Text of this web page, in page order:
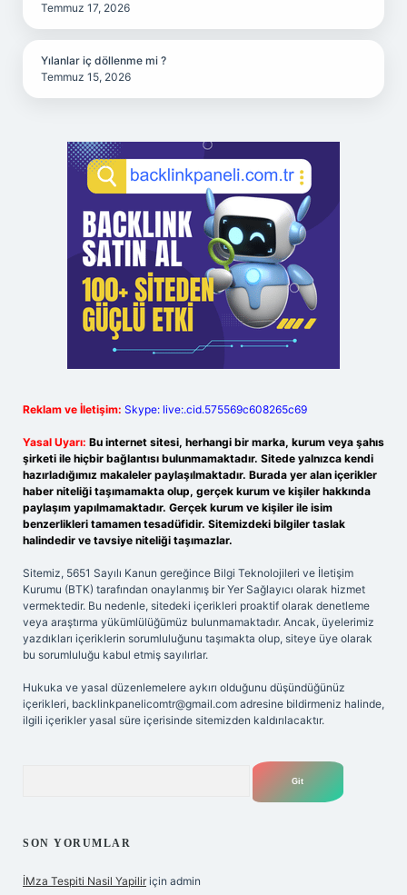
Temmuz 17, 2026
Yılanlar iç döllenme mi ?
Temmuz 15, 2026
Reklam ve İletişim: Skype: live:.cid.575569c608265c69
Yasal Uyarı: Bu internet sitesi, herhangi bir marka, kurum veya şahıs
şirketi ile hiçbir bağlantısı bulunmamaktadır. Sitede yalnızca kendi
hazırladığımız makaleler paylaşılmaktadır. Burada yer alan içerikler
haber niteliği taşımamakta olup, gerçek kurum ve kişiler hakkında
paylaşım yapılmamaktadır. Gerçek kurum ve kişiler ile isim
benzerlikleri tamamen tesadüfidir. Sitemizdeki bilgiler taslak
halindedir ve tavsiye niteliği taşımazlar.
Sitemiz, 5651 Sayılı Kanun gereğince Bilgi Teknolojileri ve İletişim
Kurumu (BTK) tarafından onaylanmış bir Yer Sağlayıcı olarak hizmet
vermektedir. Bu nedenle, sitedeki içerikleri proaktif olarak denetleme
veya araştırma yükümlülüğümüz bulunmamaktadır. Ancak, üyelerimiz
yazdıkları içeriklerin sorumluluğunu taşımakta olup, siteye üye olarak
bu sorumluluğu kabul etmiş sayılırlar.
Hukuka ve yasal düzenlemelere aykırı olduğunu düşündüğünüz
içerikleri, backlinkpanelicomtr@gmail.com adresine bildirmeniz halinde,
ilgili içerikler yasal süre içerisinde sitemizden kaldırılacaktır.
SON YORUMLAR
İMza Tespiti Nasil Yapilir için admin